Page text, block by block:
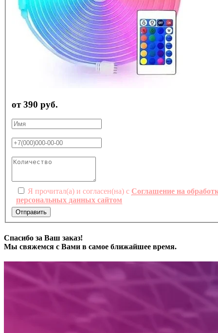
от 390 руб.
Я прочитал(а) и согласен(на) с Соглашение на
персональных данных сайтом
Отправить
Спасибо за Ваш заказ!
Мы свяжемся с Вами в самое ближайшее время.